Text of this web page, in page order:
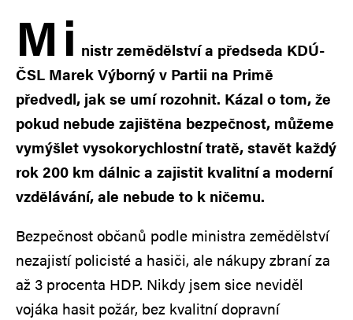
Mi nistr zemědělství a předseda KDÚ-
ČSL Marek Výborný v Partii na Primě
předvedl, jak se umí rozohnit. Kázal o tom, že
pokud nebude zajištěna bezpečnost, můžeme
vymýšlet vysokorychlostní tratě, stavět každý
rok 200 km dálnic a zajistit kvalitní a moderní
vzdělávání, ale nebude to k ničemu.
Bezpečnost občanů podle ministra zemědělství
nezajistí policisté a hasiči, ale nákupy zbraní za
až 3 procenta HDP. Nikdy jsem sice neviděl
vojáka hasit požár, bez kvalitní dopravní